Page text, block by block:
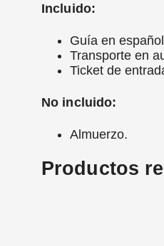
Incluido:
Guía en
Transporte en
Ticket de
No incluido:
Almuerzo.
Productos